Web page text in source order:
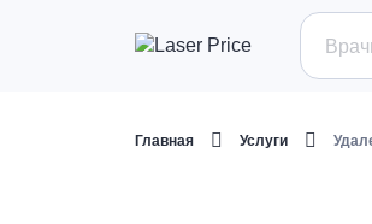
Главная Услуги